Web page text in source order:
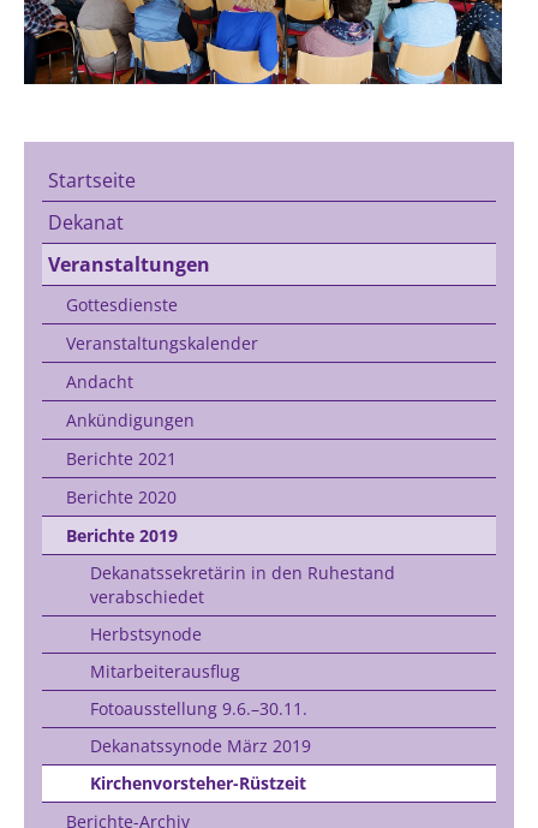
Startseite
Dekanat
Veranstaltungen
Gottesdienste
Veranstaltungskalender
Andacht
Ankündigungen
Berichte 2021
Berichte 2020
Berichte 2019
Dekanatssekretärin in den Ruhestand
verabschiedet
Herbstsynode
Mitarbeiterausflug
Fotoausstellung 9.6.–30.11.
Dekanatssynode März 2019
Kirchenvorsteher-Rüstzeit
Berichte-Archiv